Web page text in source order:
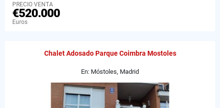
PRECIO VENTA
€520.000
Euros
Chalet Adosado Parque Coimbra Mostoles
En: Móstoles, Madrid